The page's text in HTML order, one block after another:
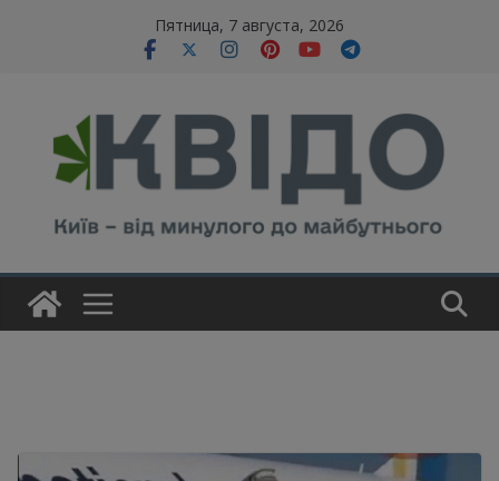
Пятница, 7 августа, 2026
modal-check